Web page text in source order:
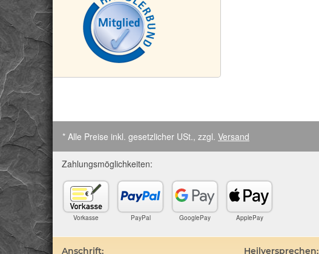
* Alle Preise inkl. gesetzlicher USt., zzgl. Versand
Zahlungsmöglichkeiten:
Vorkasse PayPal GooglePay ApplePay
Anschrift: Heilversprechen: